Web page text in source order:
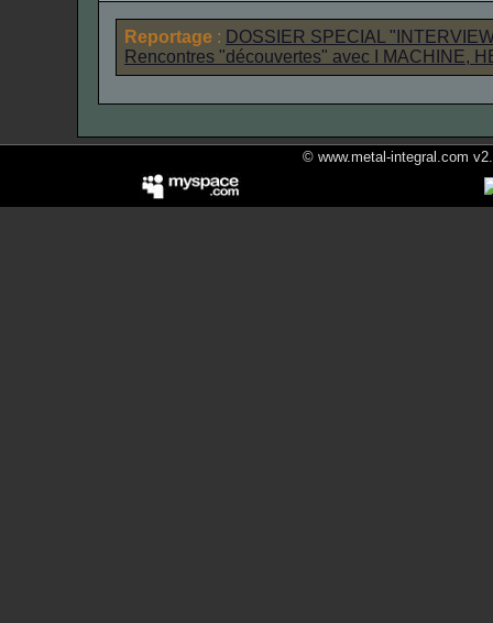
Reportage : DOSSIER SPECIAL
Rencontres "découvertes" avec
I MACHINE,
© www.metal-integral.com